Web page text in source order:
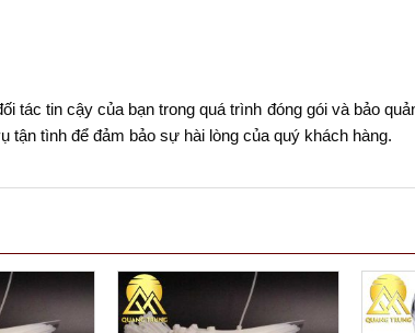
tác tin cậy của bạn trong quá trình đóng gói và bảo
tình để đảm bảo sự hài lòng của quý khách hàng.